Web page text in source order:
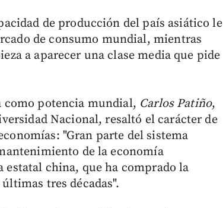
de producción del país asiático le
de consumo mundial, mientras
a aparecer una clase media que pide
como potencia mundial, Carlos Patiño,
Nacional, resaltó el carácter de
"Gran parte del sistema
de la economía
estatal china, que ha comprado la
tres décadas".